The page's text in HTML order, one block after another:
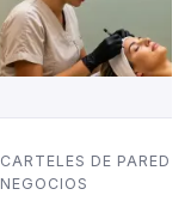
CARTELES DE PARED
NEGOCIOS